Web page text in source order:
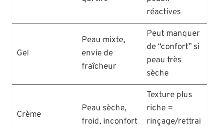
réactives
Gel
Peau mixte,
envie de
fraîcheur
Peut manquer
de “confort” si
peau très
sèche
Crème
Peau sèche,
froid, inconfort
Texture plus
riche =
rinçage/rettrai